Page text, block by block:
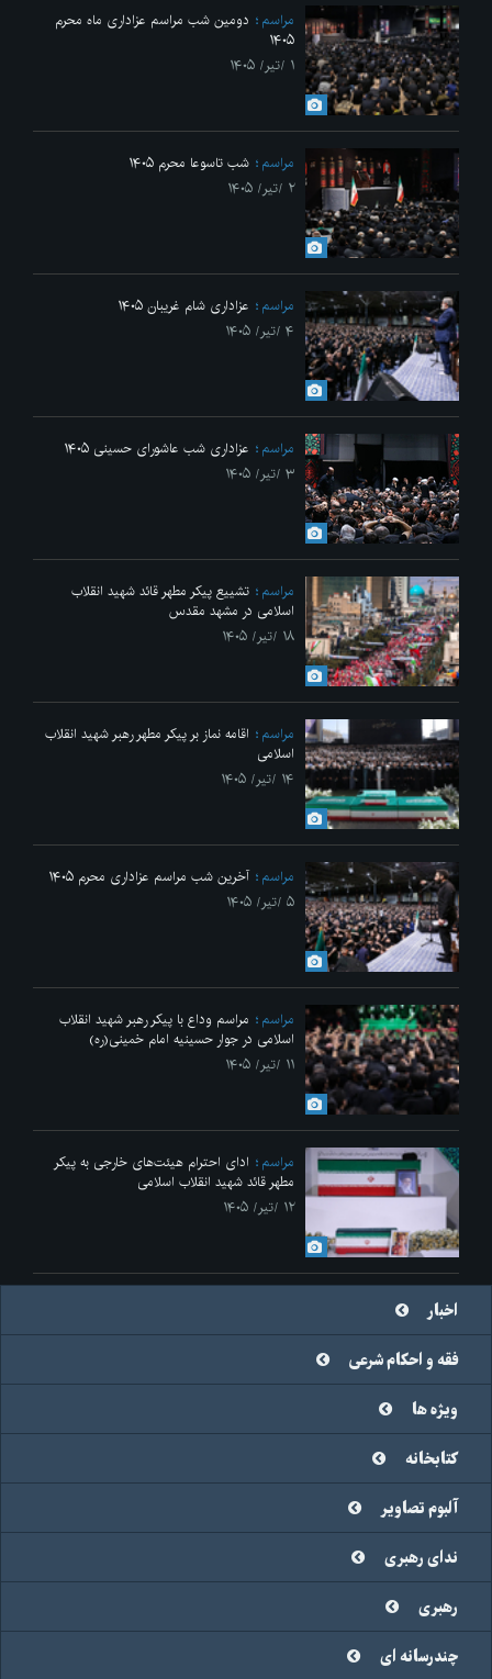
مراسم
دومین شب مراسم عزاداری ماه محرم
۱۴۰۵
۱ /تیر/ ۱۴۰۵
مراسم
شب تاسوعا محرم ۱۴۰۵
۲ /تیر/ ۱۴۰۵
مراسم
عزاداری شام غریبان ۱۴۰۵
۴ /تیر/ ۱۴۰۵
مراسم
عزاداری شب عاشورای حسینی ۱۴۰۵
۳ /تیر/ ۱۴۰۵
مراسم
تشییع پیکر مطهر قائد شهید انقلاب
اسلامی در مشهد مقدس
۱۸ /تیر/ ۱۴۰۵
مراسم
اقامه نماز بر پیکر مطهر رهبر شهید انقلاب
اسلامی
۱۴ /تیر/ ۱۴۰۵
مراسم
آخرین شب مراسم عزاداری محرم ۱۴۰۵
۵ /تیر/ ۱۴۰۵
مراسم
مراسم وداع با پیکر رهبر شهید انقلاب
اسلامی در جوار حسینیه امام خمینی(ره)
۱۱ /تیر/ ۱۴۰۵
مراسم
ادای احترام هیئت‌های خارجی به پیکر
مطهر قائد شهید انقلاب اسلامی
۱۲ /تیر/ ۱۴۰۵
اخبار
فقه و احکام شرعی
ویژه ها
کتابخانه
آلبوم تصاویر
ندای رهبری
رهبری
چندرسانه ای